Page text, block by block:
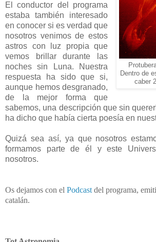
Dentro de
caber
El conductor del programa
estaba también interesado
en conocer si es verdad que
nosotros venimos de estos
astros con luz propia que
vemos brillar durante las
noches sin Luna. Nuestra
respuesta ha sido que si,
aunque hemos desgranado,
de la mejor forma que
sabemos, una descripción que sin
ha dicho que había cierta poesía en
Quizá sea así, ya que nosotros
formamos parte de él y este
nosotros.
Os dejamos con el Podcast del programa,
catalán.